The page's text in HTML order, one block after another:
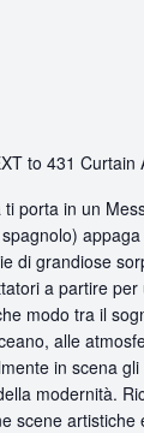
to 431 Curtain
porta in un
di grandiose
a partire
modo tra il
alle
in scena
modernità.
scene artistiche